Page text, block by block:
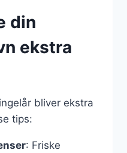
din
ekstra
bliver ekstra
tips:
: Friske